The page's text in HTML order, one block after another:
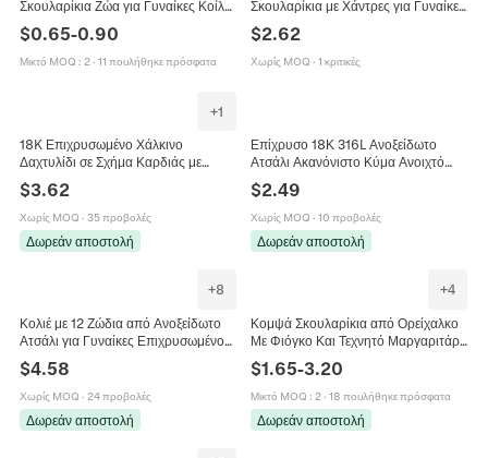
Σκουλαρίκια Ζώα για Γυναίκες Κοίλο
Πουλί Γκέκο Κοσμήματα
$0.65-0.90
Μικτό MOQ : 2· 11 πουλήθηκε πρόσφατα
Σκουλαρίκια με Χάντρες για Γυναίκες
Σκουλαρίκια Κοσμήματα Δώρο
$2.62
Χωρίς MOQ · 1 κριτικές
+1
18K Επιχρυσωμένο Χάλκινο
Δαχτυλίδι σε Σχήμα Καρδιάς με
Στρας και Τεχνητό Μαργαριτάρι
Ρυθμιζόμενο Γυναικείο Κόσμημα
Μόδας Δώρο
$3.62
Χωρίς MOQ · 35 προβολές
Δωρεάν αποστολή
Επίχρυσο 18Κ 316L Ανοξείδωτο
Ατσάλι Ακανόνιστο Κύμα Ανοιχτό
Δαχτυλίδι Φαρδιά Μπάντα
Μινιμαλιστικό Ρυθμιζόμενο Δαχτυλίδι
Για Γυναίκες Κοσμήματα Statement
Στυλ Ins
$2.49
Χωρίς MOQ · 10 προβολές
Δωρεάν αποστολή
+8
Κολιέ με 12 Ζώδια από Ανοξείδωτο
Ατσάλι για Γυναίκες Επιχρυσωμένο
Μαλαχίτη Κοσμήματα
$4.58
Χωρίς MOQ · 24 προβολές
Δωρεάν αποστολή
+4
Κομψά Σκουλαρίκια από Ορείχαλκο
Με Φιόγκο Και Τεχνητό Μαργαριτάρι
Για Γυναίκες
$1.65-3.20
Μικτό MOQ : 2· 18 πουλήθηκε πρόσφατα
Δωρεάν αποστολή